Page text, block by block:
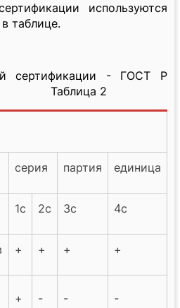
используются
таблице.
сертификации - ГОСТ Р
2
серия партия единица
1с 2с 3с 4с
+ + + +
+ - - -